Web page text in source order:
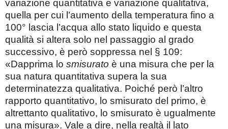
variazione quantitativa e variazione qualitativa,
quella per cui l’aumento della temperatura fino a
100° lascia l’acqua allo stato liquido e questa
qualità si altera solo nel passaggio al grado
successivo, è però soppressa nel § 109:
«Dapprima lo smisurato è una misura che per la
sua natura quantitativa supera la sua
determinatezza qualitativa. Poiché però l’altro
rapporto quantitativo, lo smisurato del primo, è
altrettanto qualitativo, lo smisurato è ugualmente
una misura». Vale a dire, nella realtà il lato